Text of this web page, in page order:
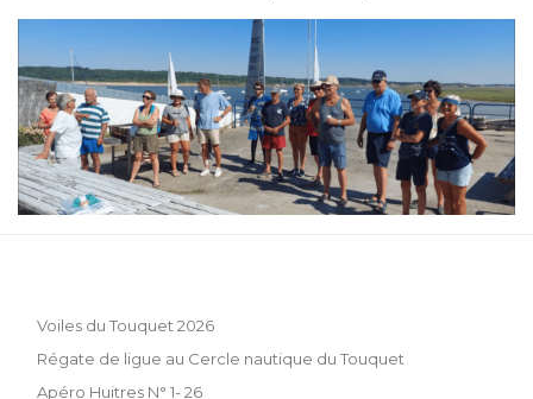
Voiles du Touquet 2026
Régate de ligue au Cercle nautique du Touquet
Apéro Huitres N° 1- 26